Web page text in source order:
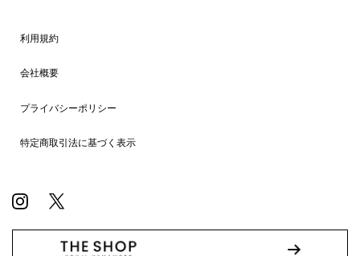
利用規約
会社概要
プライバシーポリシー
特定商取引法に基づく表示